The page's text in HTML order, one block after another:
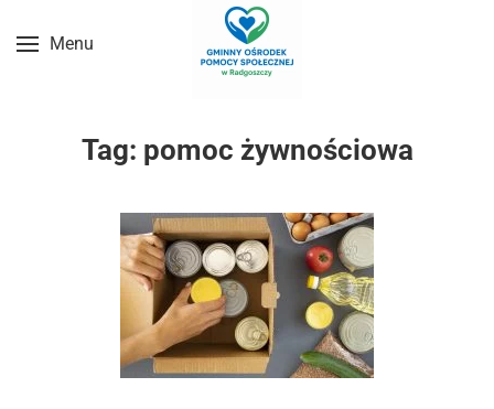
Przejdź do treści głównej
Menu
Tag: pomoc żywnościowa